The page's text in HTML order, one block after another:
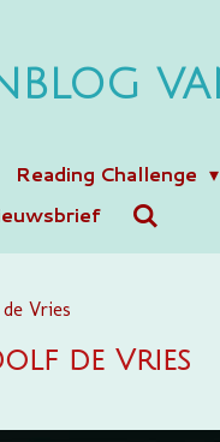
Reading Challenge
Vries
de Vries